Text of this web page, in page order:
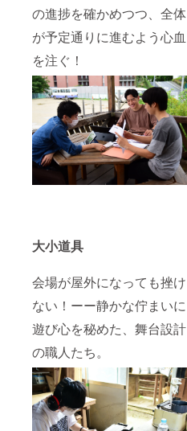
の進捗を確かめつつ、全体
が予定通りに進むよう心血
を注ぐ！
大小道具
会場が屋外になっても挫け
ない！ーー静かな佇まいに
遊び心を秘めた、舞台設計
の職人たち。